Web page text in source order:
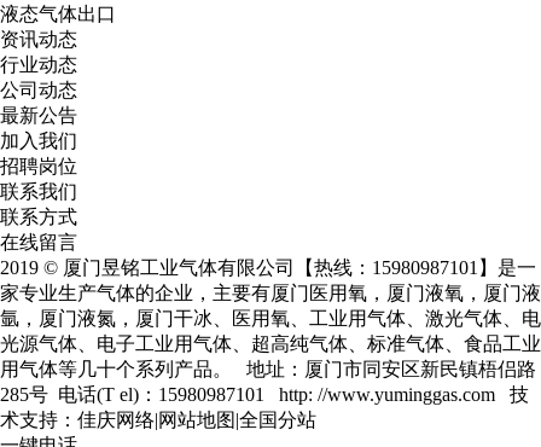
液态气体出口
资讯动态
行业动态
公司动态
最新公告
加入我们
招聘岗位
联系我们
联系方式
在线留言
2019 © 厦门昱铭工业气体有限公司【热线：15980987101】是一
家专业生产气体的企业，主要有厦门医用氧 ， 厦门液氧 ， 厦门液
氩 ， 厦门液氮 ，厦门干冰、医用氧、工业用气体、激光气体、电
光源气体、电子工业用气体、超高纯气体、标准气体、食品工业
用气体等几十个系列产品。 地址：厦门市同安区新民镇梧侣路
285号 电话(T el)：15980987101 http: //www.yuminggas.com 技
术支持： 佳庆网络|网站地图|全国分站